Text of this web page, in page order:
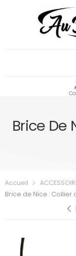
Brice De
Accueil
Brice de Nice : Collier